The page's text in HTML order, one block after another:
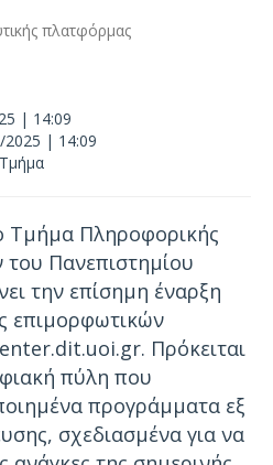
πλατφόρμας
| 14:09
2025 | 14:09
Τμήμα Πληροφορικής
του Πανεπιστημίου
την επίσημη έναρξη
επιμορφωτικών
Πρόκειται
πύλη που
προγράμματα εξ
σχεδιασμένα για να